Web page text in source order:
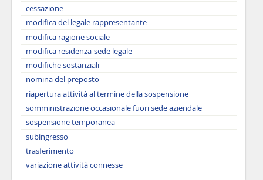
cessazione
modifica del legale rappresentante
modifica ragione sociale
modifica residenza-sede legale
modifiche sostanziali
nomina del preposto
riapertura attività al termine della sospensione
somministrazione occasionale fuori sede aziendale
sospensione temporanea
subingresso
trasferimento
variazione attività connesse